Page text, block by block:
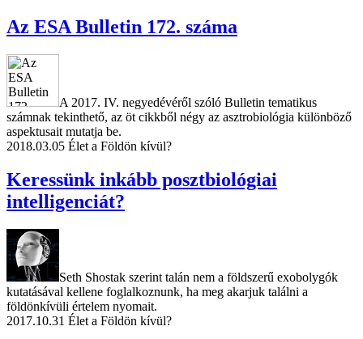
Az ESA Bulletin 172. száma
A 2017. IV. negyedévéről szóló Bulletin tematikus
számnak tekinthető, az öt cikkből négy az asztrobiológia különböző
aspektusait mutatja be.
2018.03.05 Élet a Földön kívül?
Keressünk inkább posztbiológiai
intelligenciát?
Seth Shostak szerint talán nem a földszerű exobolygók
kutatásával kellene foglalkoznunk, ha meg akarjuk találni a
földönkívüli értelem nyomait.
2017.10.31 Élet a Földön kívül?